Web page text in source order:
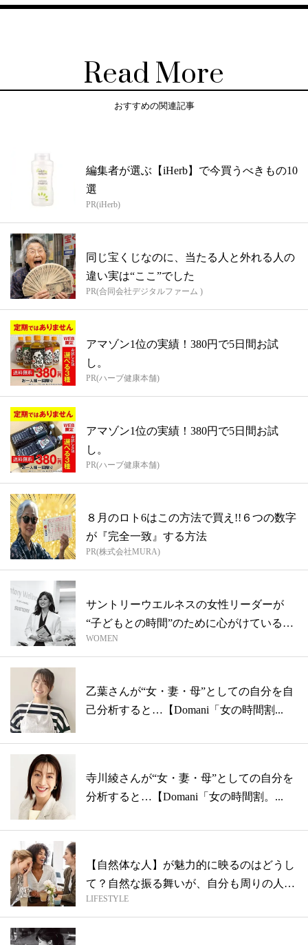
Read More
おすすめの関連記事
編集者が選ぶ【iHerb】で今買うべきもの10
選
PR(iHerb)
同じ宝くじなのに、当たる人と外れる人の
違い実は“ここ”でした
PR(合同会社デジタルファーム )
アマゾン1位の実績！380円で5日間お試
し。
PR(ハーブ健康本舗)
アマゾン1位の実績！380円で5日間お試
し。
PR(ハーブ健康本舗)
８月のロト6はこの方法で買え!!６つの数字
が『完全一致』する方法
PR(株式会社MURA)
サントリーウエルネスの女性リーダーが
“子どもとの時間”のために心がけているこ
と...
WOMEN
乙葉さんが“女・妻・母”としての自分を自
己分析すると…【Domani「女の時間割...
寺川綾さんが“女・妻・母”としての自分を
分析すると…【Domani「女の時間割。...
【自然体な人】が魅力的に映るのはどうし
て？自然な振る舞いが、自分も周りの人を
も幸...
LIFESTYLE